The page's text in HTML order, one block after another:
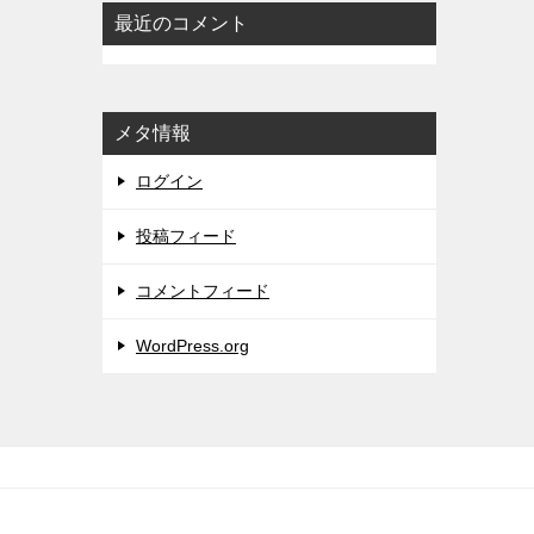
最近のコメント
メタ情報
ログイン
投稿フィード
コメントフィード
WordPress.org